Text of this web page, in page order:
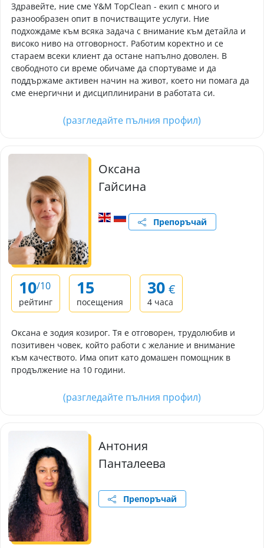
Здравейте, ние сме Y&M TopClean - екип с много и
разнообразен опит в почистващите услуги. Ние
подхождаме към всяка задача с внимание към детайла и
високо ниво на отговорност. Работим коректно и се
стараем всеки клиент да остане напълно доволен. В
свободното си време обичаме да спортуваме и да
поддържаме активен начин на живот, което ни помага да
сме енергични и дисциплинирани в работата си.
(разгледайте пълния профил)
Оксана
Гайсина
Препоръчай
10/10
рейтинг
15
посещения
30 €
4 часа
Оксана е зодия козирог. Тя е отговорен, трудолюбив и
позитивен човек, който работи с желание и внимание
към качеството. Има опит като домашен помощник в
продължение на 10 години.
(разгледайте пълния профил)
Антония
Панталеева
Препоръчай